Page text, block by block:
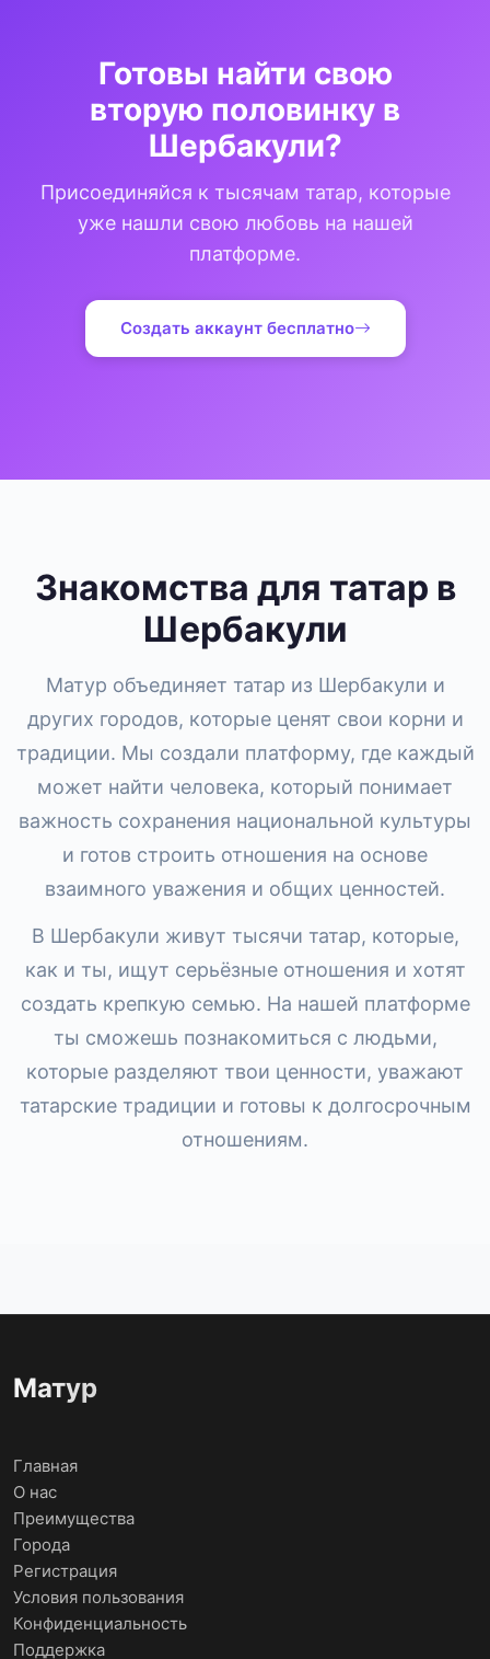
Готовы найти свою
вторую половинку в
Шербакули?
Присоединяйся к тысячам татар, которые
уже нашли свою любовь на нашей
платформе.
Создать аккаунт бесплатно
Знакомства для татар в
Шербакули
Матур объединяет татар из Шербакули и
других городов, которые ценят свои корни и
традиции. Мы создали платформу, где каждый
может найти человека, который понимает
важность сохранения национальной культуры
и готов строить отношения на основе
взаимного уважения и общих ценностей.
В Шербакули живут тысячи татар, которые,
как и ты, ищут серьёзные отношения и хотят
создать крепкую семью. На нашей платформе
ты сможешь познакомиться с людьми,
которые разделяют твои ценности, уважают
татарские традиции и готовы к долгосрочным
отношениям.
Матур
Главная
О нас
Преимущества
Города
Регистрация
Условия пользования
Конфиденциальность
Поддержка